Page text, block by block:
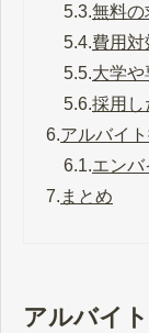
5.3.無料の
5.4.費用
5.5.大学
5.6.採用し
6.アルバイ
6.1.エンバ
7. まとめ
アルバイ